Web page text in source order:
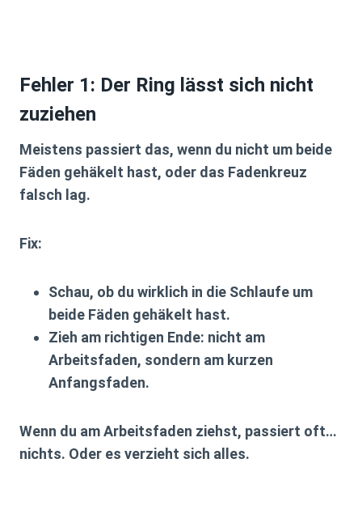
Fehler 1: Der Ring lässt sich nicht
zuziehen
Meistens passiert das, wenn du nicht um beide
Fäden gehäkelt hast, oder das Fadenkreuz
falsch lag.
Fix:
Schau, ob du wirklich in die Schlaufe um
beide Fäden gehäkelt hast.
Zieh am richtigen Ende: nicht am
Arbeitsfaden, sondern am kurzen
Anfangsfaden.
Wenn du am Arbeitsfaden ziehst, passiert oft…
nichts. Oder es verzieht sich alles.